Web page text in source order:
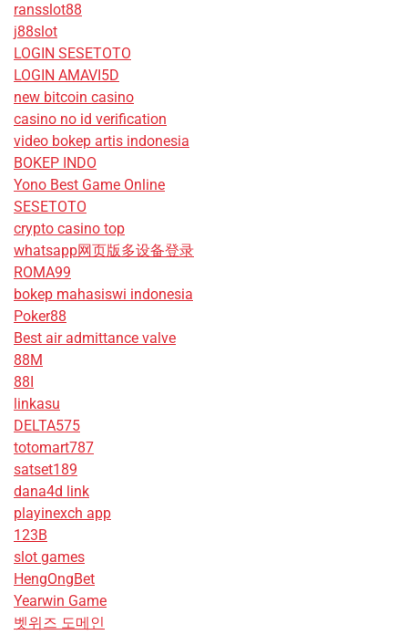
ransslot88
j88slot
LOGIN SESETOTO
LOGIN AMAVI5D
new bitcoin casino
casino no id verification
video bokep artis indonesia
BOKEP INDO
Yono Best Game Online
SESETOTO
crypto casino top
whatsapp网页版多设备登录
ROMA99
bokep mahasiswi indonesia
Poker88
Best air admittance valve
88M
88I
linkasu
DELTA575
totomart787
satset189
dana4d link
playinexch app
123B
slot games
HengOngBet
Yearwin Game
벳위즈 도메인